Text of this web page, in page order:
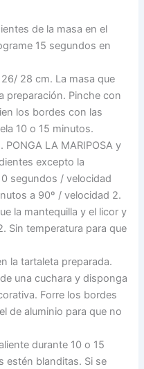
de la masa en el
15 segundos en
28 cm. La masa que
preparación. Pinche con
los bordes con las
10 o 15 minutos.
LA MARIPOSA y
excepto la
segundos / velocidad
a 90º / velocidad 2.
la mantequilla y el licor y
Sin temperatura para que
la tartaleta preparada.
una cuchara y disponga
Forre los bordes
de aluminio para que no
durante 10 o 15
estén blanditas. Si se